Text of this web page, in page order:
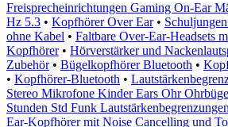
Freisprecheinrichtungen Gaming On-Ear
Hz 5.3 • Kopfhörer Over Ear•
ohne Kabel • Faltbare Over-Ear-Headsets
Kopfhörer• Hörverstärker und
Zubehör• Bügelkopfhörer Bluetooth •
• Kopfhörer-Bluetooth •
Stereo Mikrofone Kinder Ears Ohr
Stunden Std Funk Lautstärkenbegrenzungen
Ear-Kopfhörer mit Noise Cancelling und